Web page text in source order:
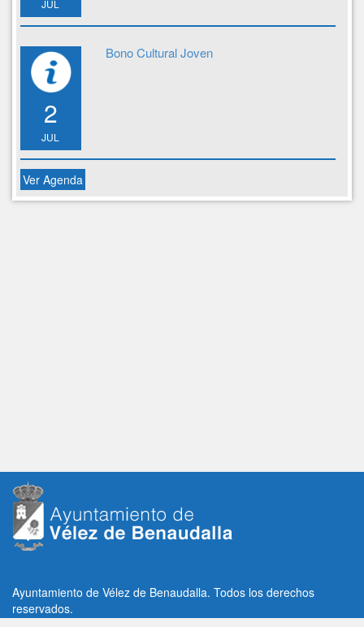
JUL
2
JUL
Bono Cultural Joven
Ver Agenda
Ayuntamiento de Vélez de Benaudalla. Todos los derechos
reservados.